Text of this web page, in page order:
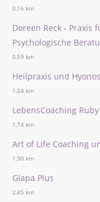
0,16 km
Doreen Reck - Praxis
Psychologische
0,59 km
Heilpraxis und
1,54 km
LebensCoaching
1,74 km
Art of Life Coaching
1,90 km
Glapa Plus
2,45 km